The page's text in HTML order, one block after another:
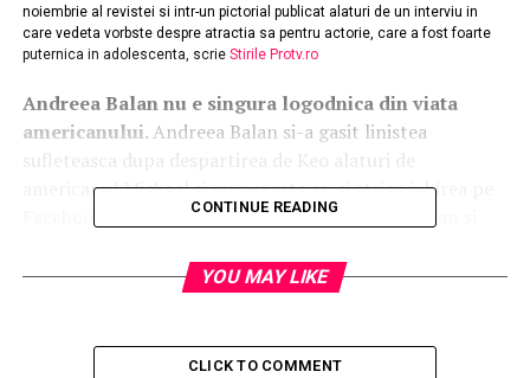
noiembrie al revistei si intr-un pictorial publicat alaturi de un interviu in
care vedeta vorbste despre atractia sa pentru actorie, care a fost foarte
puternica in adolescenta, scrie Stirile Protv.ro
Andreea Balan nu e singura logodnica din viata
americanului.Andreea Balan si-a gasit linistea
sufleteasca dupa despartirea de Keo alaturi de
americanul Michael si nu pregeta sa-si strige iubirea pe
Facebook. La fel facea in urma cu mai bine de un an si
Britanie.Emma A., fosta iubita a lui Michael, are 29 de ani
Englezoaica de origine, pasionata de calatorii, de cai si
CONTINUE READING
YOU MAY LIKE
CLICK TO COMMENT